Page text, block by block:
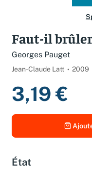
Faut-il
Georges Pauget
Jean-Claude Latt 2009
3,19 €
État